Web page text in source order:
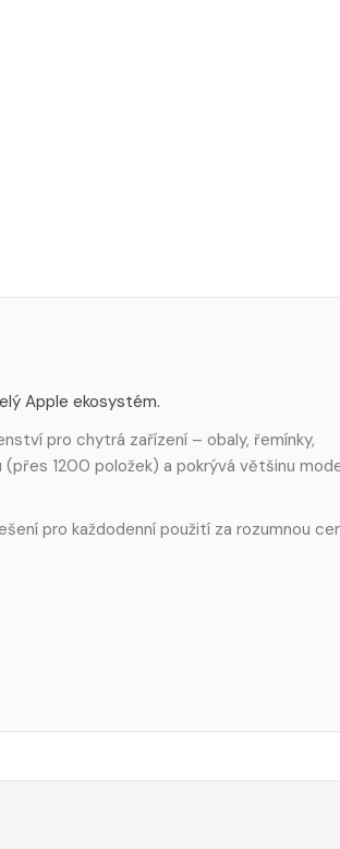
Apple ekosystém.
pro chytrá zařízení – obaly, řemínky,
(přes 1200 položek) a pokrývá většinu
pro každodenní použití za rozumnou